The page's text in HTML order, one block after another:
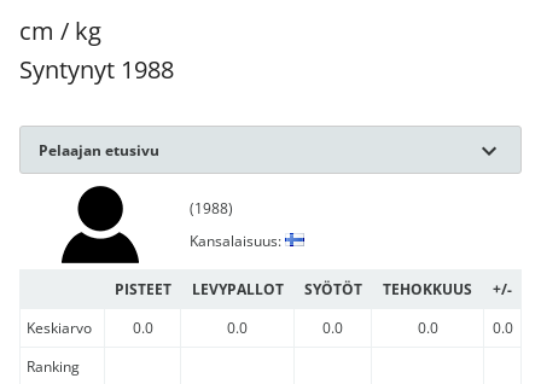
cm / kg
Syntynyt 1988
Pelaajan etusivu
(1988)
Kansalaisuus:
PISTEET LEVYPALLOT SYÖTÖT TEHOKKUUS
+/-
Keskiarvo
0.0 0.0 0.0 0.0
0.0
Ranking